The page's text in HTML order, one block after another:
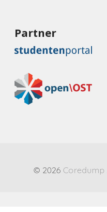
Partner
© 2026 Coredump